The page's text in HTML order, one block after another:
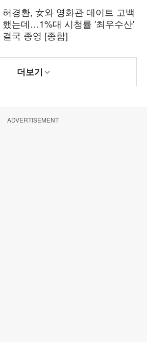
허경환, 女와 영화관 데이트 고백
했는데…1%대 시청률 '최우수산'
결국 종영 [종합]
더보기
ADVERTISEMENT